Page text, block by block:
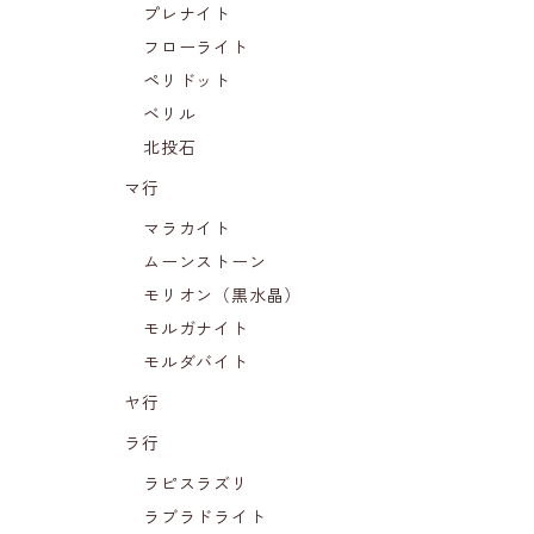
プレナイト
フローライト
ペリドット
ベリル
北投石
マ行
マラカイト
ムーンストーン
モリオン（黒水晶）
モルガナイト
モルダバイト
ヤ行
ラ行
ラピスラズリ
ラブラドライト